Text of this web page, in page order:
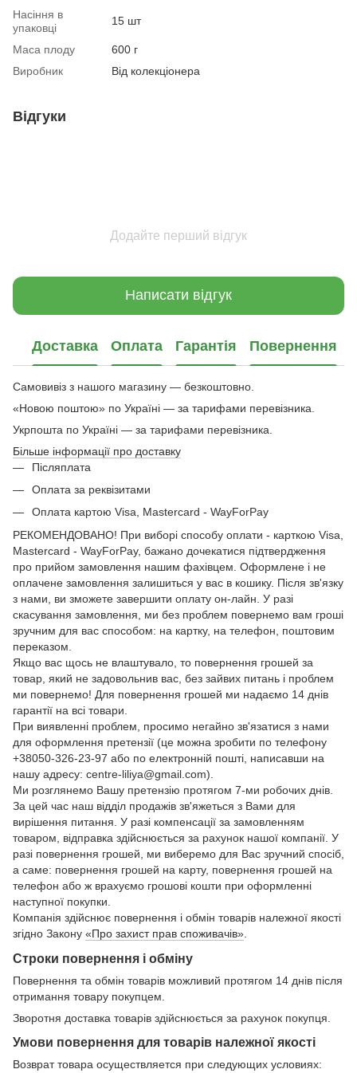
Насіння в
упаковці
15 шт
Маса плоду
600 г
Виробник
Від колекціонера
Відгуки
Додайте перший відгук
Написати відгук
Доставка Оплата Гарантія Повернення
Самовивіз з нашого магазину — безкоштовно.
«Новою поштою» по Україні — за тарифами перевізника.
Укрпошта по Україні — за тарифами перевізника.
Більше інформації про доставку
Післяплата
Оплата за реквізитами
Оплата картою Visa, Mastercard - WayForPay
РЕКОМЕНДОВАНО! При виборі способу оплати - карткою Visa,
Mastercard - WayForPay, бажано дочекатися підтвердження
про прийом замовлення нашим фахівцем. Оформлене і не
оплачене замовлення залишиться у вас в кошику. Після зв'язку
з нами, ви зможете завершити оплату он-лайн. У разі
скасування замовлення, ми без проблем повернемо вам гроші
зручним для вас способом: на картку, на телефон, поштовим
переказом.
Якщо вас щось не влаштувало, то повернення грошей за
товар, який не задовольнив вас, без зайвих питань і проблем
ми повернемо! Для повернення грошей ми надаємо 14 днів
гарантії на всі товари.
При виявленні проблем, просимо негайно зв'язатися з нами
для оформлення претензії (це можна зробити по телефону
+38050-326-23-97 або по електронній пошті, написавши на
нашу адресу: centre-liliya@gmail.com).
Ми розглянемо Вашу претензію протягом 7-ми робочих днів.
За цей час наш відділ продажів зв'яжеться з Вами для
вирішення питання. У разі компенсації за замовленням
товаром, відправка здійснюється за рахунок нашої компанії. У
разі повернення грошей, ми виберемо для Вас зручний спосіб,
а саме: повернення грошей на карту, повернення грошей на
телефон або ж врахуємо грошові кошти при оформленні
наступної покупки.
Компанія здійснює повернення і обмін товарів належної якості
згідно Закону «Про захист прав споживачів»
Строки повернення і обміну
Повернення та обмін товарів можливий протягом 14 днів після
отримання товару покупцем.
Зворотня доставка товарів здійснюється за рахунок покупця.
Умови повернення для товарів належної якості
Возврат товара осуществляется при следующих условиях: